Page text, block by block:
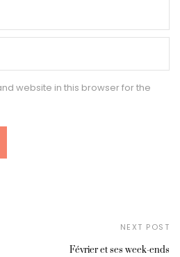
website in this browser for the
NEXT POST
Février et ses week-ends